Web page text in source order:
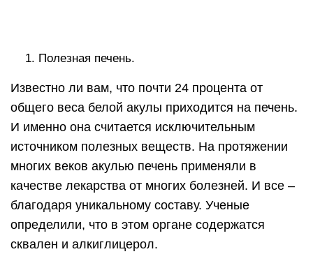
Полезная печень.
Известно ли вам, что почти 24 процента от
общего веса белой акулы приходится на печень.
И именно она считается исключительным
источником полезных веществ. На протяжении
многих веков акулью печень применяли в
качестве лекарства от многих болезней. И все –
благодаря уникальному составу. Ученые
определили, что в этом органе содержатся
сквален и алкиглицерол.